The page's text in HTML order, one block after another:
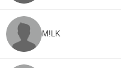
M!LK